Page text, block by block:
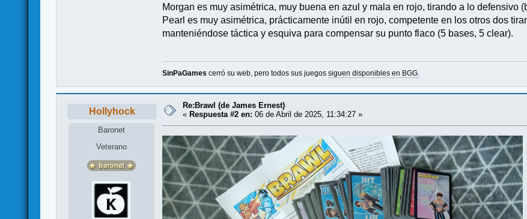
Morgan es muy asimétrica, muy buena en azul y mala en rojo, tirando a lo defensivo
Pearl es muy asimétrica, prácticamente inútil en rojo, competente en los otros dos
manteniéndose táctica y esquiva para compensar su punto flaco (5 bases, 5 clear).
SinPaGames cerró su web, pero todos sus juegossiguen disponibles en BGG.
Hollyhock
Baronet
Veterano
Re:Brawl (de James Ernest)
«Respuesta #2 en: 06 de Abril de 2025, 11:34:27 »